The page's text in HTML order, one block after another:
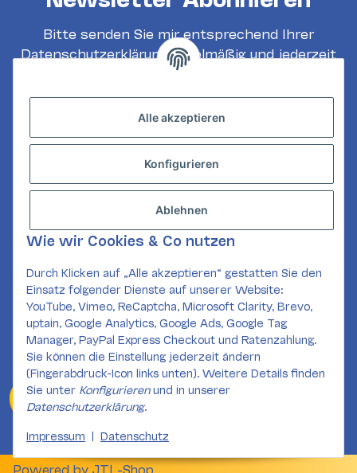
Bitte senden Sie mir entsprechend Ihrer
Datenschutzerklärungregelmäßig und jederzeit
widerruflich Informationen zu Ihrem
GESETZLICHE INFORMATIONEN
KONTAKT
SOCIAL MEDIA
Widerrufsformular
* Alle Preise inkl. gesetzlicher USt., zzgl.
Powered by JTL-Shop
Alle akzeptieren
Konfigurieren
Ablehnen
Wie wir Cookies & Co nutzen
Durch Klicken auf „Alle akzeptieren“ gestatten Sie den
Einsatz folgender Dienste auf unserer Website:
YouTube, Vimeo, ReCaptcha, Microsoft Clarity, Brevo,
uptain, Google Analytics, Google Ads, Google Tag
Manager, PayPal Express Checkout und Ratenzahlung.
Sie können die Einstellung jederzeit ändern
(Fingerabdruck-Icon links unten). Weitere Details finden
Sie unter Konfigurierenund in unserer
Datenschutzerklärung.
Impressum | Datenschutz